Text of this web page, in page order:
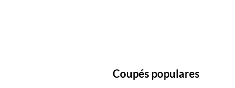
Coupés populares